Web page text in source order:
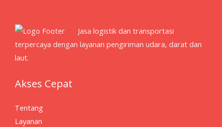
Jasa logistik dan transportasi
terpercaya dengan layanan pengiriman udara, darat dan
laut.
Akses Cepat
Tentang
Layanan